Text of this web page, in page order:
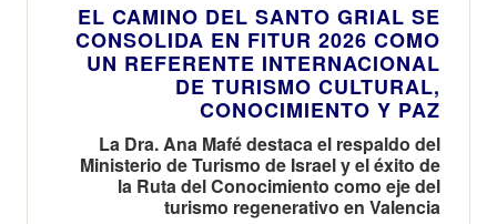
EL CAMINO DEL SANTO GRIAL SE
CONSOLIDA EN FITUR 2026 COMO
UN REFERENTE INTERNACIONAL
DE TURISMO CULTURAL,
CONOCIMIENTO Y PAZ
La Dra. Ana Mafé destaca el respaldo del
Ministerio de Turismo de Israel y el éxito de
la Ruta del Conocimiento como eje del
turismo regenerativo en Valencia